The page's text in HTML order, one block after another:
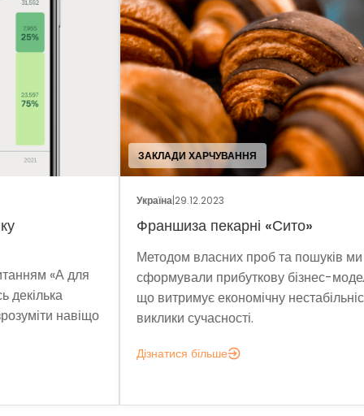
ЗАКЛАДИ ХАРЧУВАННЯ
29.12.2023
Франшиза пекарні «Сито»
Методом власних проб та пошуків ми
сформували прибуткову бізнес-модель,
що витримує економічну нестабільність і
виклики сучасності.
Дізнатися більше
а